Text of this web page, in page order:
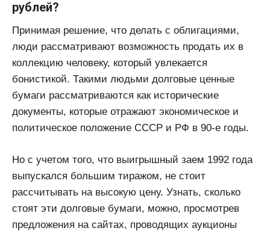
рублей?
Принимая решение, что делать с облигациями,
люди рассматривают возможность продать их в
коллекцию человеку, который увлекается
бонистикой. Такими людьми долговые ценные
бумаги рассматриваются как исторические
документы, которые отражают экономическое и
политическое положение СССР и РФ в 90-е годы.
Но с учетом того, что выигрышный заем 1992 года
выпускался большим тиражом, не стоит
рассчитывать на высокую цену. Узнать, сколько
стоят эти долговые бумаги, можно, просмотрев
предложения на сайтах, проводящих аукционы